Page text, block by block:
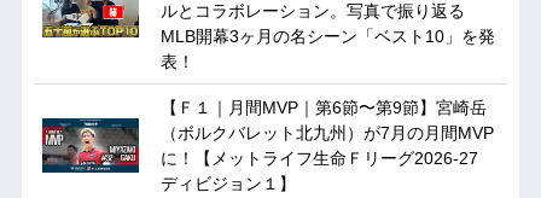
ルとコラボレーション。写真で振り返る
MLB開幕3ヶ月の名シーン「ベスト10」を発
表！
【Ｆ１｜月間MVP｜第6節〜第9節】宮崎岳
（ボルクバレット北九州）が7月の月間MVP
に！【メットライフ生命Ｆリーグ2026-27
ディビジョン１】